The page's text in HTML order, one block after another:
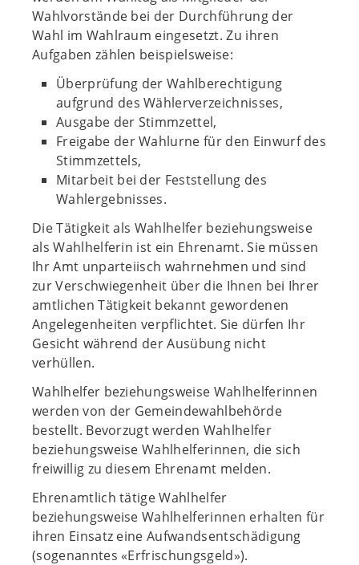
Wahlvorstände bei der Durchführung der
Wahl im Wahlraum eingesetzt. Zu ihren
Aufgaben zählen beispielsweise:
Überprüfung der Wahlberechtigung
aufgrund des Wählerverzeichnisses,
Ausgabe der Stimmzettel,
Freigabe der Wahlurne für den Einwurf des
Stimmzettels,
Mitarbeit bei der Feststellung des
Wahlergebnisses.
Die Tätigkeit als Wahlhelfer beziehungsweise
als Wahlhelferin ist ein Ehrenamt. Sie müssen
Ihr Amt unparteiisch wahrnehmen und sind
zur Verschwiegenheit über die Ihnen bei Ihrer
amtlichen Tätigkeit bekannt gewordenen
Angelegenheiten verpflichtet. Sie dürfen Ihr
Gesicht während der Ausübung nicht
verhüllen.
Wahlhelfer beziehungsweise Wahlhelferinnen
werden von der Gemeindewahlbehörde
bestellt. Bevorzugt werden Wahlhelfer
beziehungsweise Wahlhelferinnen, die sich
freiwillig zu diesem Ehrenamt melden.
Ehrenamtlich tätige Wahlhelfer
beziehungsweise Wahlhelferinnen erhalten für
ihren Einsatz eine Aufwandsentschädigung
(sogenanntes «Erfrischungsgeld»).